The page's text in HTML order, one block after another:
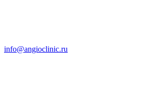
info@angioclinic.ru